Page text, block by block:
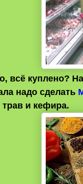
всё куплено?
надо сделать
трав и кефира.